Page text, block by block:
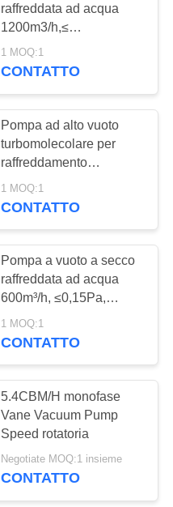
raffreddata ad acqua
1200m3/h,≤
0,15Pa,1.9kw,
GRM1201
1 MOQ:1
CONTATTO
Pompa ad alto vuoto
turbomolecolare per
raffreddamento
dell'acqua
DFFZ250/2000PM-W
1 MOQ:1
CONTATTO
Pompa a vuoto a secco
raffreddata ad acqua
600m³/h, ≤0,15Pa,
1,9kW, GRM601
1 MOQ:1
CONTATTO
5.4CBM/H monofase
Vane Vacuum Pump
Speed rotatoria
Negotiate MOQ:1 insieme
CONTATTO